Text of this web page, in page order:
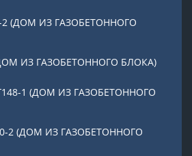
2 (ДОМ ИЗ ГАЗОБЕТОННОГО
ИЗ ГАЗОБЕТОННОГО БЛОКА)
1 (ДОМ ИЗ ГАЗОБЕТОННОГО
2 (ДОМ ИЗ ГАЗОБЕТОННОГО